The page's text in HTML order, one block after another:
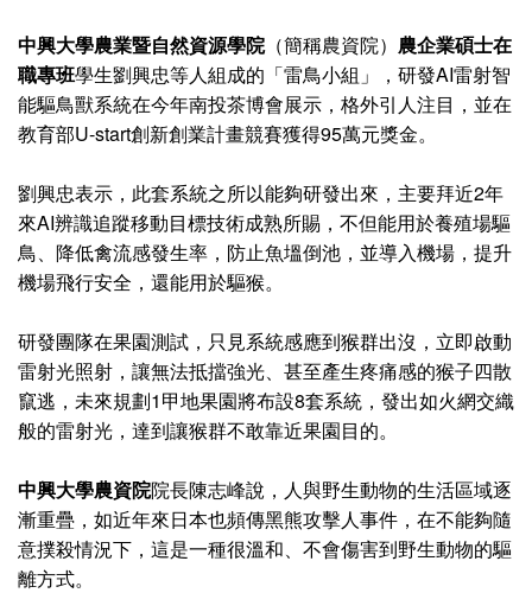
中興大學農業暨自然資源學院（簡稱農資院） 農企業碩士在
職專班學生劉興忠等人組成的「雷鳥小組」，研發AI雷射智
能驅鳥獸系統在今年南投茶博會展示，格外引人注目，並在
教育部U-start創新創業計畫競賽獲得95萬元獎金。
劉興忠表示，此套系統之所以能夠研發出來，主要拜近2年
來AI辨識追蹤移動目標技術成熟所賜，不但能用於養殖場驅
鳥、降低禽流感發生率，防止魚塭倒池，並導入機場，提升
機場飛行安全，還能用於驅猴。
研發團隊在果園測試，只見系統感應到猴群出沒，立即啟動
雷射光照射，讓無法抵擋強光、甚至產生疼痛感的猴子四散
竄逃，未來規劃1甲地果園將布設8套系統，發出如火網交織
般的雷射光，達到讓猴群不敢靠近果園目的。
中興大學農資院院長陳志峰說，人與野生動物的生活區域逐
漸重疊，如近年來日本也頻傳黑熊攻擊人事件，在不能夠隨
意撲殺情況下，這是一種很溫和、不會傷害到野生動物的驅
離方式。